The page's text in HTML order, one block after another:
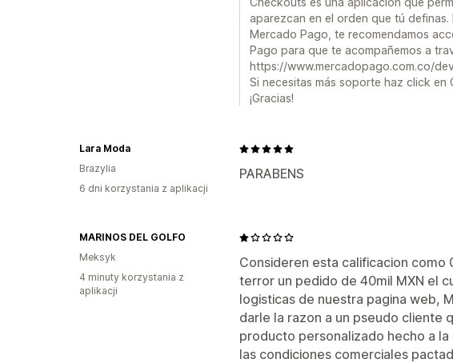
aparezcan en el orden que tú
Mercado Pago, te recomendamos
Pago para que te acompañemos a
https://www.mercadopago.com.co/
Si necesitas más soporte haz click
¡Gracias!
PARABENS
Lara Moda
Brazylia
6 dni korzystania z aplikacji
Consideren esta calificacion como
terror un pedido de 40mil MXN el
logisticas de nuestra pagina web,
darle la razon a un pseudo cliente
producto personalizado hecho a
las condiciones comerciales
MARINOS DEL GOLFO
Meksyk
4 minuty korzystania z
aplikacji